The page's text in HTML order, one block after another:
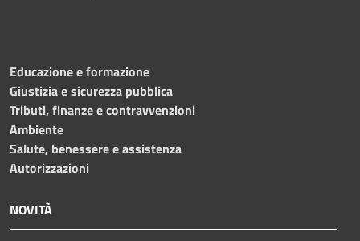
Educazione e formazione
Giustizia e sicurezza pubblica
Tributi, finanze e contravvenzioni
Ambiente
Salute, benessere e assistenza
Autorizzazioni
NOVITÀ